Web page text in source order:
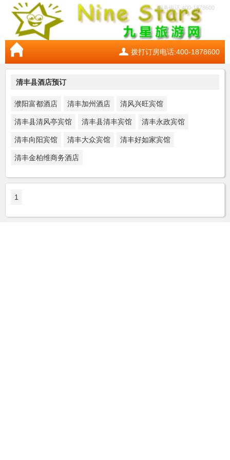
服务电话:400-1878600
拨打订房电话:400-1878600
清丰县酒店预订
濮阳富都酒店 清丰加州酒店 清风兴旺宾馆
清丰县清风亭宾馆 清丰县清丰宾馆 清丰永政宾馆
清丰向阳宾馆 清丰大众宾馆 清丰好如家宾馆
清丰金柏维商务酒店
1